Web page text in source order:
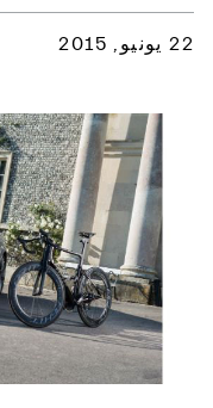
22 يونيو, 2015